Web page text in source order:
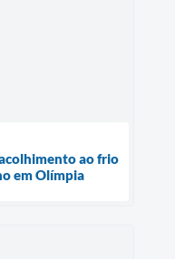
ao frio
em Olímpia